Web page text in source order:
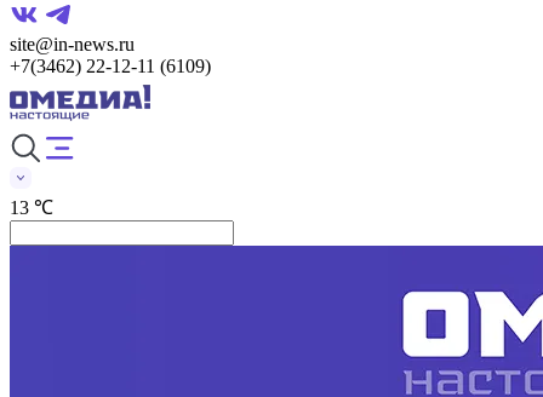
site@in-news.ru
+7(3462) 22-12-11 (6109)
13 ℃